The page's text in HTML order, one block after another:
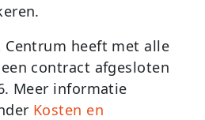
Centrum heeft met alle
contract afgesloten
Meer informatie
Kosten en